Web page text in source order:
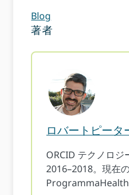
Blog
著者
ロバートピータ
ORCID テクノロジ
2016–2018。現在
ProgrammaHealth